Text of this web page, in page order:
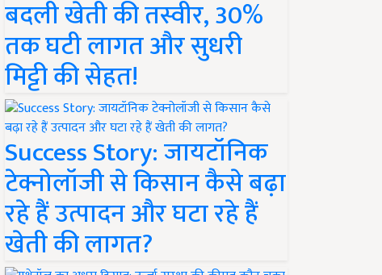
बदली खेती की तस्वीर, 30%
तक घटी लागत और सुधरी
मिट्टी की सेहत!
Success Story: जायटॉनिक
टेक्नोलॉजी से किसान कैसे बढ़ा
रहे हैं उत्पादन और घटा रहे हैं
खेती की लागत?